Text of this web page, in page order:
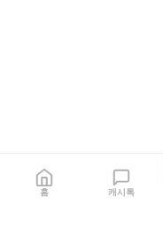
홈 캐시톡